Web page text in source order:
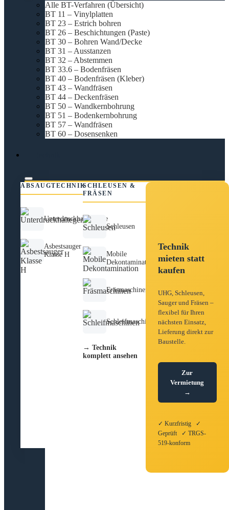
Alle BT-Verfahren (Übersicht)
BT 11 – Vinylplatten
BT 23 – Estrich bohren
BT 26 – Beschichtungen (Paste)
BT 30 – Bohren Wand/Decke
BT 31 – Ausstanzen
BT 32 – Abstemmen
BT 33.6 – Bodenfräsen
BT 40 – Bodenfräsen (Kleber)
BT 43 – Wandfräsen
BT 44 – Deckenfräsen
BT 50 – Wandkernbohrung
BT 51 – Bodenkernbohrung
BT 57 – Wandfräsen
BT 60 – Dosensenken
ABSAUGTECHNIK
Unterdruckhaltegeräte
Asbestsauger
Klasse H
SCHLEUSEN &
FRÄSEN
Schleusen
Mobile
Dekontamination
Fräsmaschinen
Schleifmaschinen
→ Technik
komplett ansehen
Technik
mieten statt
kaufen
UHG, Schleusen,
Sauger und Fräsen –
flexibel für Ihren
nächsten Einsatz,
Lieferung direkt zur
Baustelle.
Zur
Vermietung
→
✓ Kurzfristig ✓
Geprüft ✓ TRGS-
519-konform